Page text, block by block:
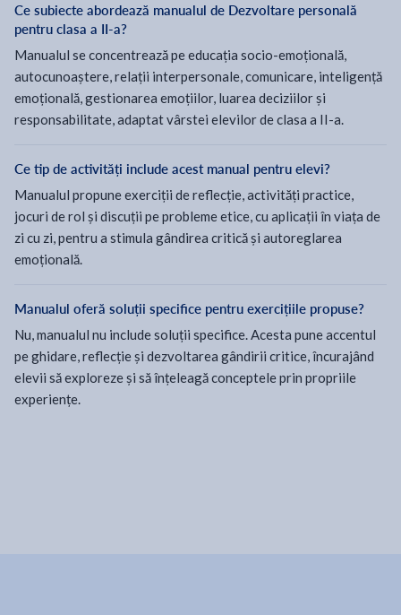
Ce subiecte abordează manualul de Dezvoltare personală
pentru clasa a II-a?
Manualul se concentrează pe educația socio-emoțională,
autocunoaștere, relații interpersonale, comunicare, inteligență
emoțională, gestionarea emoțiilor, luarea deciziilor și
responsabilitate, adaptat vârstei elevilor de clasa a II-a.
Ce tip de activități include acest manual pentru elevi?
Manualul propune exerciții de reflecție, activități practice,
jocuri de rol și discuții pe probleme etice, cu aplicații în viața de
zi cu zi, pentru a stimula gândirea critică și autoreglarea
emoțională.
Manualul oferă soluții specifice pentru exercițiile propuse?
Nu, manualul nu include soluții specifice. Acesta pune accentul
pe ghidare, reflecție și dezvoltarea gândirii critice, încurajând
elevii să exploreze și să înțeleagă conceptele prin propriile
experiențe.